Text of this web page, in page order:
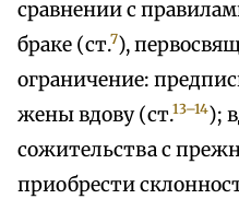
сравнении с
браке (ст.7),
ограничение:
жены вдову (ст.13–14);
сожительства с
приобрести